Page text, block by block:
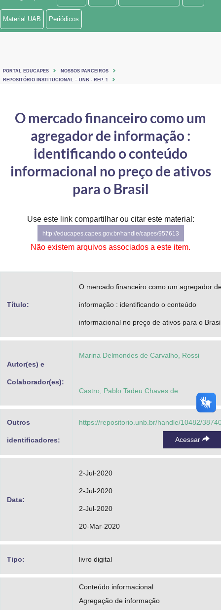
Ministério de Minas e Energia
Ministério do Turismo
Controladoria-Geral da União
Ministério da Mulher, da Família e dos Direitos Humanos
Secretaria-Geral
Advocacia-Geral da União
Banco Central do Brasil
Planalto
Material UAB Periódicos
PORTAL EDUCAPES
NOSSOS PARCEIROS
REPOSITÓRIO INSTITUCIONAL – UNB - REP. 1
O mercado financeiro como um
agregador de informação :
identificando o conteúdo
informacional no preço de ativos
para o Brasil
Use este link compartilhar ou citar este material:
http://educapes.capes.gov.br/handle/capes/957613
Não existem arquivos associados a este item.
Título:
O mercado financeiro como um agregador
informação : identificando o conteúdo
informacional no preço de ativos para o
Autor(es) e
Colaborador(es):
Marina Delmondes de Carvalho, Rossi
Castro, Pablo Tadeu Chaves de
Outros
identificadores:
https://repositorio.unb.br/handle/10482/
Acessar
Data:
2-Jul-2020
2-Jul-2020
2-Jul-2020
20-Mar-2020
Tipo: livro digital
Conteúdo informacional
Agregação de informação